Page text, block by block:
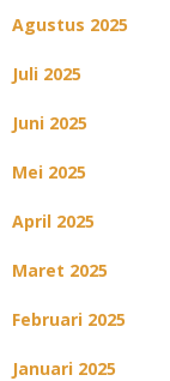
Agustus 2025
Juli 2025
Juni 2025
Mei 2025
April 2025
Maret 2025
Februari 2025
Januari 2025